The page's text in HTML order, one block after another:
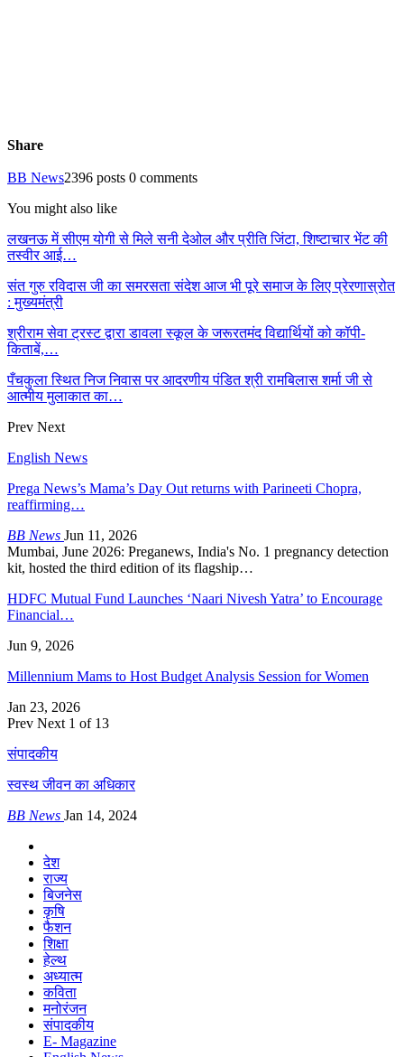
Share
BB News2396 posts 0 comments
You might also like
लखनऊ में सीएम योगी से मिले सनी देओल और प्रीति जिंटा, शिष्टाचार भेंट की
तस्वीर आई…
संत गुरु रविदास जी का समरसता संदेश आज भी पूरे समाज के लिए प्रेरणास्रोत
: मुख्यमंत्री
श्रीराम सेवा ट्रस्ट द्वारा डावला स्कूल के जरूरतमंद विद्यार्थियों को कॉपी-
किताबें,…
पँचकुला स्थित निज निवास पर आदरणीय पंडित श्री रामबिलास शर्मा जी से
आत्मीय मुलाकात का…
Prev Next
English News
Prega News’s Mama’s Day Out returns with Parineeti Chopra,
reaffirming…
BB News Jun 11, 2026
Mumbai, June 2026: Preganews, India's No. 1 pregnancy detection
kit, hosted the third edition of its flagship…
HDFC Mutual Fund Launches ‘Naari Nivesh Yatra’ to Encourage
Financial…
Jun 9, 2026
Millennium Mams to Host Budget Analysis Session for Women
Jan 23, 2026
Prev Next 1 of 13
संपादकीय
स्वस्थ जीवन का अधिकार
BB News Jan 14, 2024
देश
राज्य
बिजनेस
कृषि
फैशन
शिक्षा
हेल्थ
अध्यात्म
कविता
मनोरंजन
संपादकीय
E- Magazine